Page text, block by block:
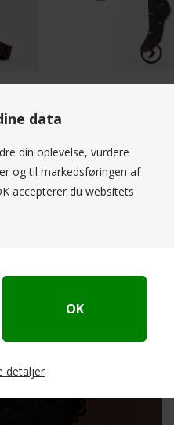
data
din oplevelse, vurdere
og til markedsføringen af
accepterer du websitets
detaljer
2.699,00